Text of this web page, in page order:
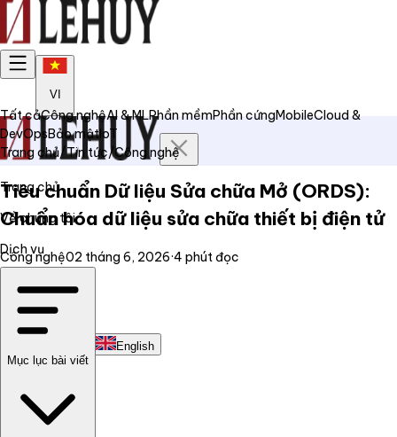
VI
Trang chủ
Về chúng tôi
Dịch vụ
Liên hệ
English
Tất cảCông nghệAI & MLPhần mềmPhần cứngMobileCloud &
DevOpsBảo mậtIoT
Trang chủ/Tin tức/Công nghệ
Tiêu chuẩn Dữ liệu Sửa chữa Mở (ORDS):
Chuẩn hóa dữ liệu sửa chữa thiết bị điện tử
Công nghệ02 tháng 6, 2026·4 phút đọc
Mục lục bài viết